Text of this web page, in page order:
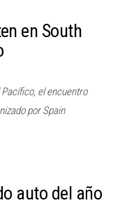
en South
el encuentro
por Spain
auto del año